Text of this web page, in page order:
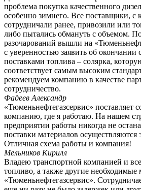
проблема покупка качественного
особенно зимнего. Все поставщики,
сотрудничали ранее, привозили или
либо пытались обмануть с объемом.
разочарований вышли на
с уверенностью заявить об окончании
поставками топлива – солярка,
соответствует самым высоким
рекомендуем компанию в качестве
сотрудничество.
Фадеев Александр
«Тюменьнефтегазсервис» поставляет
компанию, где я работаю. На нашем
предприятии работы никогда не
поставки материалов осуществляются
Отличная схема работы и компания!
Мельников Кирилл
Владею транспортной компанией и
топливо, а также другие
«Тюменьнефтегазсервис».